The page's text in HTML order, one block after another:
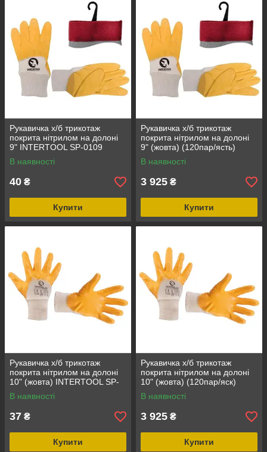
Рукавичка х/б трикотаж
покрита нітрилом на долоні
9" INTERTOOL SP-0109
В наявності
40 ₴
Купити
Рукавичка х/б трикотаж
покрита нітрилом на долоні
9" (жовта) (120пар/ясть)
INTERTOOL SP-0109W
В наявності
3 925 ₴
Купити
Рукавичка х/б трикотаж
покрита нітрилом на долоні
10" (жовта) INTERTOOL SP-
0110
В наявності
37 ₴
Купити
Рукавичка х/б трикотаж
покрита нітрилом на долоні
10" (жовта) (120пар/яск)
INTERTOOL SP-0110W
В наявності
3 925 ₴
Купити